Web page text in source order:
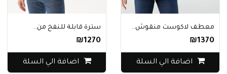
معطف لاكوست منقوش..
₪1370
اضافة الي السلة
سترة قابلة للنفخ من..
₪1270
اضافة الي السلة